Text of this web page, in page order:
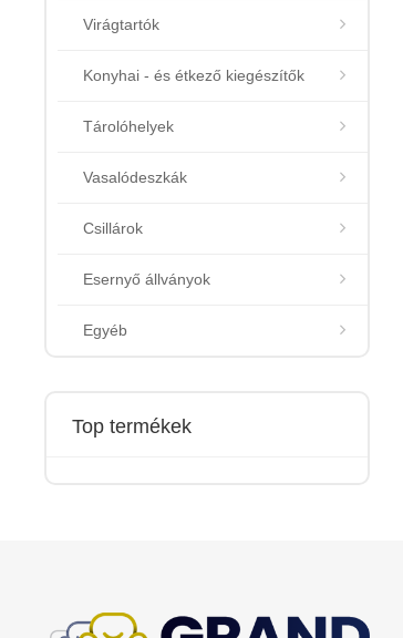
Virágtartók
Konyhai - és étkező kiegészítők
Tárolóhelyek
Vasalódeszkák
Csillárok
Esernyő állványok
Egyéb
Top termékek